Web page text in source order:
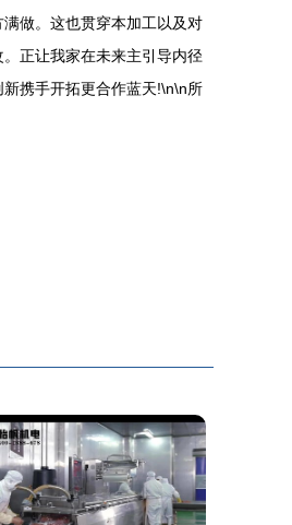
做。这也贯穿本加工以及对
正让我家在未来主引导内径
携手开拓更合作蓝天!\n\n所